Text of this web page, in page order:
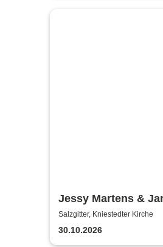
Jessy Martens &
Fischer's Blues
Salzgitter, Kniestedter Kirche
30.10.2026